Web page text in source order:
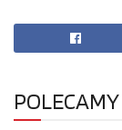
POLECAMY